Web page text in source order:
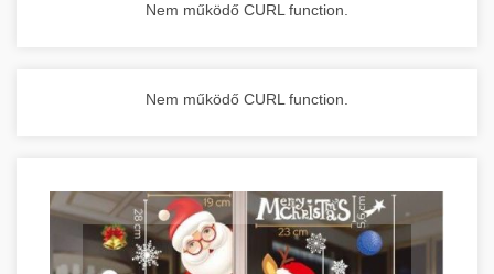
Nem működő CURL function.
Nem működő CURL function.